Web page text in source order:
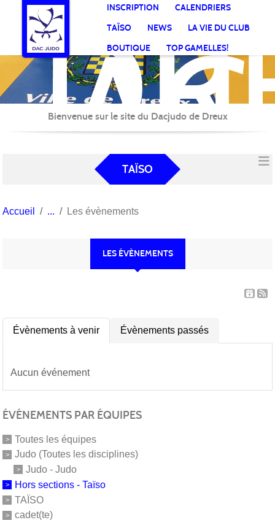
INSCRIPTION
CALENDRIERS
TAÏSO
NEWS
LA VIE DU CLUB
BOUTIQUE
TOP GAMELLES!
AC
Bienvenue sur le site du Dacjudo de Dreux
TAÏSO
Accueil Les évènements
LES ÉVÈNEMENTS
Évènements à venir Évènements passés
Aucun événement
ÉVÉNEMENTS PAR ÉQUIPES
Toutes les équipes
Judo (Toutes les disciplines)
Judo - Judo
Hors sections - Taïso
TAÏSO
cadet(te)
Panneau de gestion des cookies